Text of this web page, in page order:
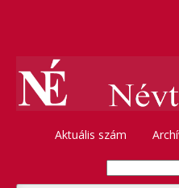
Aktuális szám